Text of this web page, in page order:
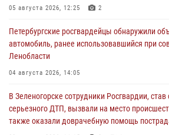
05 августа 2026, 12:25 2
Петербургские росгвардейцы обнаружили
автомобиль, ранее использовавшийся при
Ленобласти
04 августа 2026, 14:05
В Зеленогорске сотрудники Росгвардии,
серьезного ДТП, вызвали на место
также оказали доврачебную помощь